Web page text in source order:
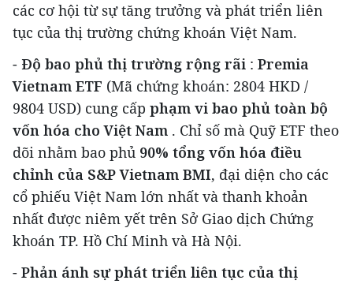
các cơ hội từ sự tăng trưởng và phát triển liên
tục của thị trường chứng khoán Việt Nam.
- Độ bao phủ thị trường rộng rãi : Premia
Vietnam ETF (Mã chứng khoán: 2804 HKD /
9804 USD) cung cấp phạm vi bao phủ toàn bộ
vốn hóa cho Việt Nam . Chỉ số mà Quỹ ETF theo
dõi nhằm bao phủ 90% tổng vốn hóa điều
chỉnh của S&P Vietnam BMI, đại diện cho các
cổ phiếu Việt Nam lớn nhất và thanh khoản
nhất được niêm yết trên Sở Giao dịch Chứng
khoán TP. Hồ Chí Minh và Hà Nội.
- Phản ánh sự phát triển liên tục của thị